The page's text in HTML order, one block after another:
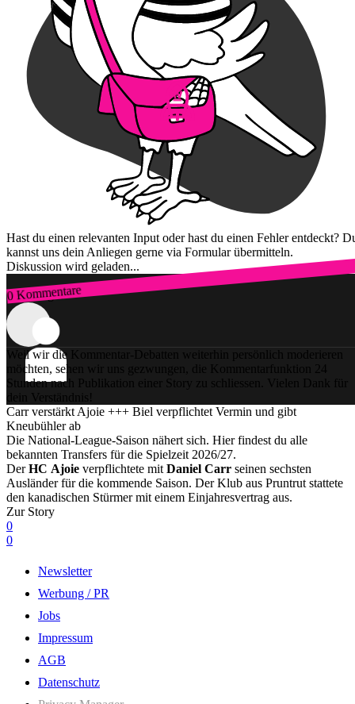
Hast du einen relevanten Input oder hast du einen Fehler entdeckt?
kannst uns dein Anliegen gerne via Formular übermitteln.
Diskussion wird geladen...
0 Kommentare
Zum Login
Weil wir die Kommentar-Debatten weiterhin persönlich moderieren
möchten, sehen wir uns gezwungen, die Kommentarfunktion 24
Stunden nach Publikation einer Story zu schliessen. Vielen Dank für
dein Verständnis!
Carr verstärkt Ajoie +++ Biel verpflichtet Vermin und gibt
Kneubühler ab
Die National-League-Saison nähert sich. Hier findest du alle
bekannten Transfers für die Spielzeit 2026/27.
DerHC Ajoie verpflichtete mit Daniel Carr seinen sechsten
Ausländer für die kommende Saison. Der Klub aus Pruntrut stattete
den kanadischen Stürmer mit einem Einjahresvertrag aus.
Zur Story
0
0
Newsletter
Werbung / PR
Jobs
Impressum
AGB
Datenschutz